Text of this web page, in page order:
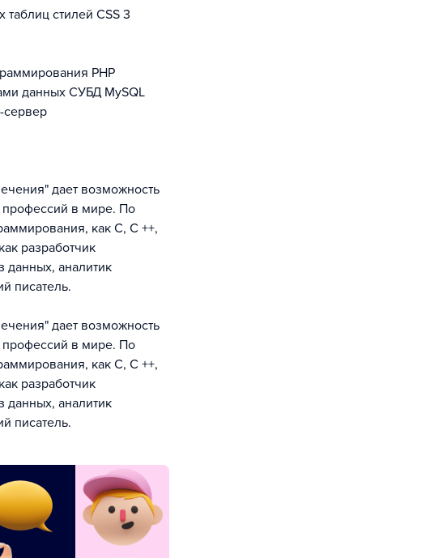
таблиц стилей CSS 3
PHP
данных СУБД MySQL
сервер
дает возможность
профессий в мире. По
как С, С ++,
разработчик
данных, аналитик
писатель.
дает возможность
профессий в мире. По
как С, С ++,
разработчик
данных, аналитик
писатель.